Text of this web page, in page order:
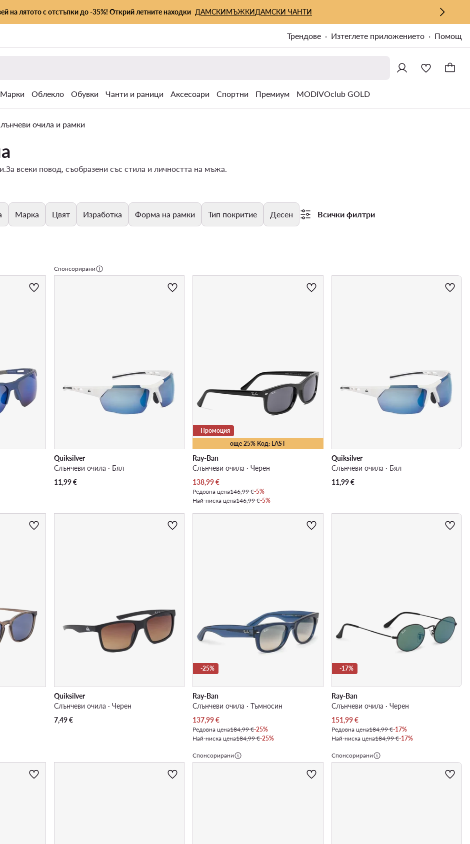
на лятото с отстъпки до -35%! Открий летните находки ДАМСКИМЪЖКИДАМСКИ ЧАНТИ
Трендове Изтеглете приложението Помощ
Марки Облекло Обувки Чанти и раници Аксесоари Спортни Премиум MODIVOclub GOLD
очила и рамки
всеки повод, съобразени със стила и личността на мъжа.
Марка Цвят Изработка Форма на рамки Тип покритие Десен Всички филтри
Спонсорирани
Quiksilver
Слънчеви очила · Бял
11,99€
още 25% Код: LAST
Промоция
Ray-Ban
Слънчеви очила · Черен
Актуална цена
138,99€
Редовна цена146,99 €-5%
Най-ниска цена146,99 €-5%
Quiksilver
Слънчеви очила · Бял
11,99€
Quiksilver
Слънчеви очила · Черен
7,49€
-25%
Ray-Ban
Слънчеви очила · Тъмносин
Актуална цена
137,99€
Редовна цена184,99 €-25%
Най-ниска цена184,99 €-25%
-17%
Ray-Ban
Слънчеви очила · Черен
Актуална цена
151,99€
Редовна цена184,99 €-17%
Най-ниска цена184,99 €-17%
Спонсорирани Спонсорирани